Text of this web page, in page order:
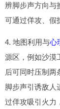
辨脚步声方向与
可通过佯攻、假
4. 地图利用与心
源区，例如沙漠
后可同时压制两
脚步声引诱敌人
过佯攻吸引火力